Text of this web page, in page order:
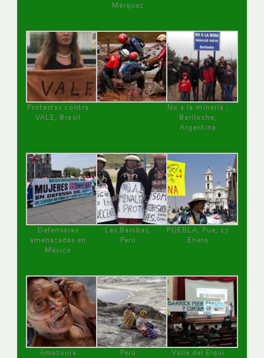
Márquez
Protestas contra
VALE, Brasil
No a la minería ,
Bariloche,
Argentina
Defensoras
amenazadas en
México
Las Bambas,
Perú
PUEBLA, Pue, 27
Enero
Amazonía
Perú
Valle del Elqui